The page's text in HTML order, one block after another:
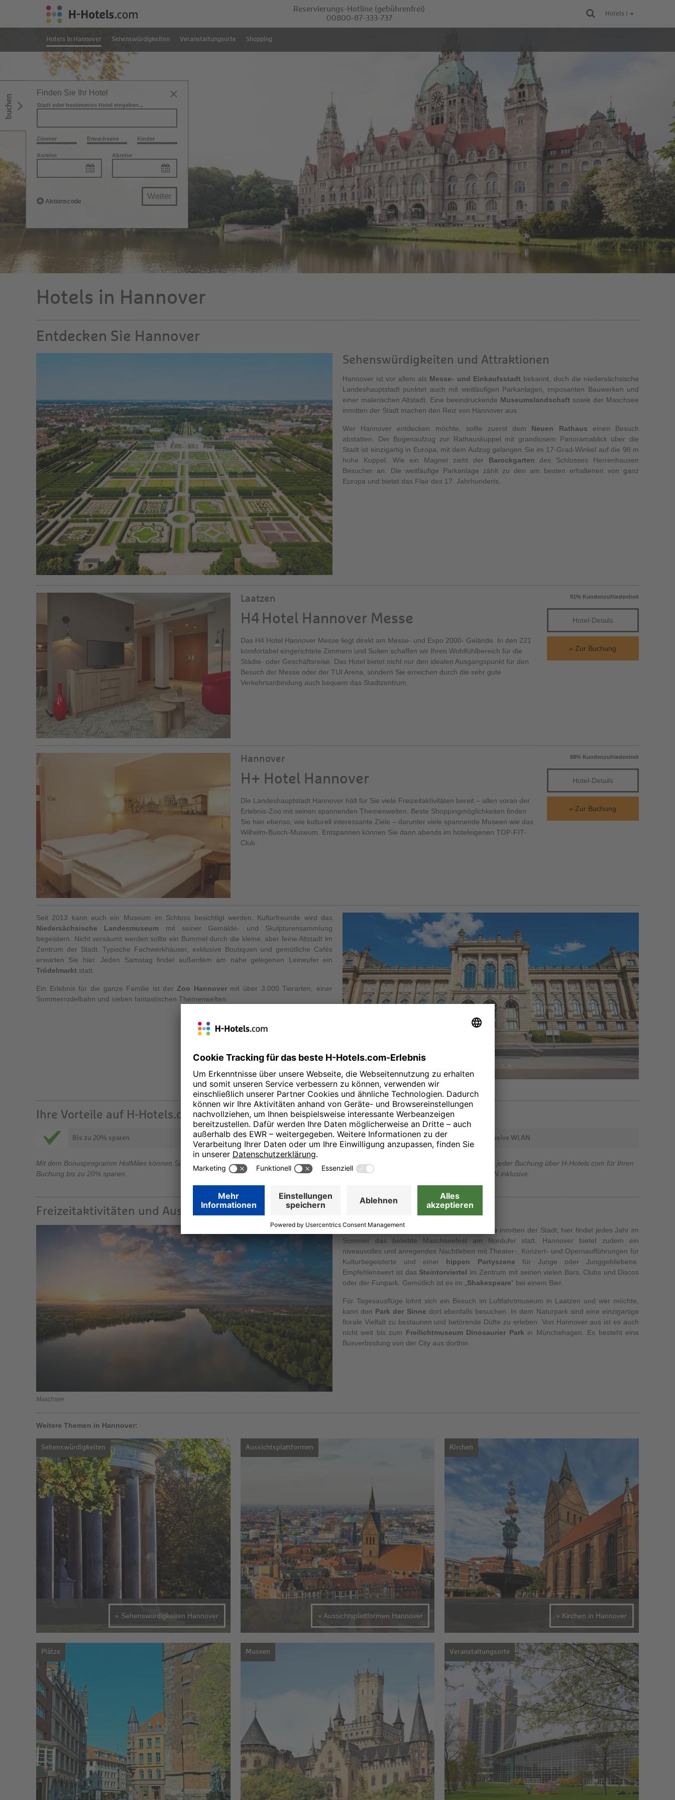
Reservierungs-Hotline (gebührenfrei)
00800-87-333-737
Hotels |
Hotels in Hannover Sehenswürdigkeiten Veranstaltungsorte Shopping
Städtetrip, Event, Geschäftsreise oder Urlaub
Ihre Unterkunft in Hannover
buchen
Finden Sie Ihr Hotel
Stadt oder bestimmtes Hotel eingeben...
Zimmer Erwachsene Kinder
Anreise Abreise
Aktionscode
Weiter
Hotels in Hannover
Entdecken Sie Hannover
Sehenswürdigkeiten und Attraktionen
Hannover ist vor allem als Messe- und Einkaufsstadt bekannt, doch die niedersächsische
Landeshauptstadt punktet auch mit weitläufigen Parkanlagen, imposanten Bauwerken und
einer malerischen Altstadt. Eine beeindruckende Museumslandschaft sowie der Maschsee
inmitten der Stadt machen den Reiz von Hannover aus.
Wer Hannover entdecken möchte, sollte zuerst dem Neuen Rathaus einen Besuch
abstatten. Der Bogenaufzug zur Rathauskuppel mit grandiosem Panoramablick über die
Stadt ist einzigartig in Europa, mit dem Aufzug gelangen Sie im 17-Grad-Winkel auf die 98 m
hohe Kuppel. Wie ein Magnet zieht der Barockgarten des Schlosses Herrenhausen
Besucher an. Die weitläufige Parkanlage zählt zu den am besten erhaltenen von ganz
Europa und bietet das Flair des 17. Jahrhunderts.
Laatzen
H4 Hotel Hannover Messe
Das H4 Hotel Hannover Messe liegt direkt am Messe- und Expo 2000- Gelände. In den 221
komfortabel eingerichtete Zimmern und Suiten schaffen wir Ihren Wohlfühlbereich für die
Städte- oder Geschäftsreise. Das Hotel bietet nicht nur den idealen Ausgangspunkt für den
Besuch der Messe oder der TUI Arena, sondern Sie erreichen durch die sehr gute
Verkehrsanbindung auch bequem das Stadtzentrum.
91% Kundenzufriedenheit
Hotel-Details
Zur Buchung
Hannover
H+ Hotel Hannover
Die Landeshauptstadt Hannover hält für Sie viele Freizeitaktivitäten bereit – allen voran der
Erlebnis-Zoo mit seinen spannenden Themenwelten. Beste Shoppingmöglichkeiten finden
Sie hier ebenso, wie kulturell interessante Ziele – darunter viele spannende Museen wie das
Wilhelm-Busch-Museum. Entspannen können Sie dann abends im hoteleigenen TOP-FIT-
Club.
88% Kundenzufriedenheit
Hotel-Details
Zur Buchung
Seit 2013 kann auch ein Museum im Schloss besichtigt werden. Kulturfreunde wird das
Niedersächsische Landesmuseum mit seiner Gemälde- und Skulpturensammlung
begeistern. Nicht versäumt werden sollte ein Bummel durch die kleine, aber feine Altstadt im
Zentrum der Stadt. Typische Fachwerkhäuser, exklusive Boutiquen und gemütliche Cafés
erwarten Sie hier. Jeden Samstag findet außerdem am nahe gelegenen Leineufer ein
Trödelmarkt statt.
Ein Erlebnis für die ganze Familie ist derZoo Hannovermit über 3.000 Tierarten, einer
Sommerrodelbahn und sieben fantastischen Themenwelten.
Niedersächsisches Landesmuseum
Ihre Vorteile auf H-Hotels.com
Bis zu 20% sparen
Mit dem Bonusprogramm HotMiles können Sie bei der
Buchung bis zu 20% sparen.
Bestpreis-Garantie
Buchen Sie auf H-Hotels.com immer zum garantiert besten
Preis und profitieren Sie von weiteren Vorteilen.
Inklusive WLAN
Erhalten Sie bei jeder Buchung über H-Hotels.com für Ihren
Aufenthalt WLAN inklusive.
Freizeitaktivitäten und Ausflugsziele
Maschsee
Großen Naherholungswert bietet der Maschsee inmitten der Stadt, hier findet jedes Jahr im
Sommer das beliebte Maschseefest am Nordufer statt. Hannover bietet zudem ein
niveauvolles und anregendes Nachtleben mit Theater-, Konzert- und Opernaufführungen für
Kulturbegeisterte und einer hippen Partyszene für Junge oder Junggebliebene.
Empfehlenswert ist das Steintorviertel im Zentrum mit seinen vielen Bars, Clubs und Discos
oder der Funpark. Gemütlich ist es im „Shakespeare“ bei einem Bier.
Für Tagesausflüge lohnt sich ein Besuch im Luftfahrtmuseum in Laatzen und wer möchte,
kann den Park der Sinne dort ebenfalls besuchen. In dem Naturpark sind eine einzigartige
florale Vielfalt zu bestaunen und betörende Düfte zu erleben. Von Hannover aus ist es auch
nicht weit bis zum Freilichtmuseum Dinosaurier Parkin Münchehagen. Es besteht eine
Busverbindung von der City aus dorthin.
Weitere Themen in Hannover:
Sehenswürdigkeiten
» Sehenswürdigkeiten Hannover
Aussichtsplattformen
» Aussichtsplattformen Hannover
Kirchen
» Kirchen in Hannover
Plätze Museen Veranstaltungsorte